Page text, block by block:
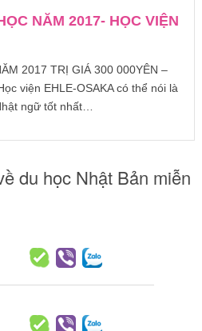
NĂM 2017- HỌC VIỆN
2017 TRỊ GIÁ 300 000YÊN –
viện EHLE-OSAKA có thể nói là
ngữ tốt nhất…
du học Nhật Bản miễn